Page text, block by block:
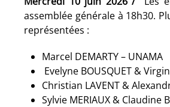
assemblée générale à 18h30. Plusieurs organisations professionnelles étaient
représentées :
Marcel DEMARTY – UNAMA
Evelyne BOUSQUET &
Christian LAVENT &
Sylvie MERIAUX & Claudine